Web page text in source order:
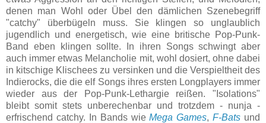
denen man Wohl oder Übel den dämlichen Szenebegriff
"catchy" überbügeln muss. Sie klingen so unglaublich
jugendlich und energetisch, wie eine britische Pop-Punk-
Band eben klingen sollte. In ihren Songs schwingt aber
auch immer etwas Melancholie mit, wohl dosiert, ohne dabei
in kitschige Klischees zu versinken und die Verspieltheit des
Indierocks, die die elf Songs ihres ersten Longplayers immer
wieder aus der Pop-Punk-Lethargie reißen. "Isolations"
bleibt somit stets unberechenbar und trotzdem - nunja -
erfrischend catchy. In Bands wieMega Games,F-Bats und